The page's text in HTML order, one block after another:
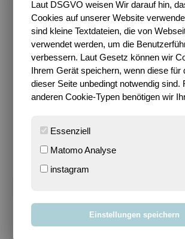
Ziel 600 km in 2026
METADATEN
Laut DSGVO weisen Wir darauf hin,
Cookies auf unserer Website
sind kleine Textdateien, die von
verwendet werden, um die
verbessern. Laut Gesetz können wir
Ihrem Gerät speichern, wenn diese für
dieser Seite unbedingt notwendig sind.
anderen Cookie-Typen benötigen wir
Essenziell
Matomo Analyse
instagram
Einstellungen speichern